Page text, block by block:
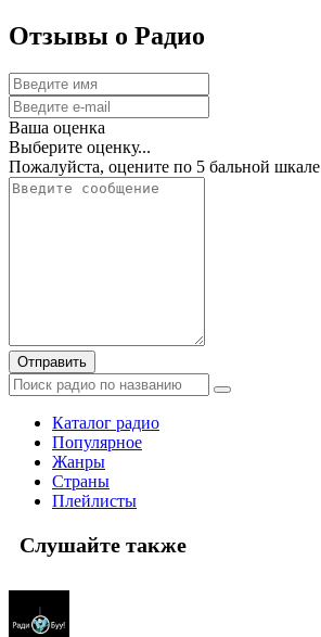
Отзывы о Радио
Ваша оценка
Выберите оценку...
Пожалуйста, оцените по 5 бальной шкале
Отправить
Каталог радио
Популярное
Жанры
Страны
Плейлисты
Слушайте также